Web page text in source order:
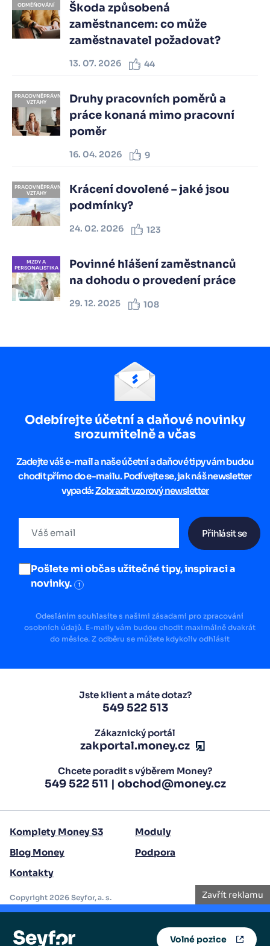
ODMĚŇOVÁNÍ
Škoda způsobená
zaměstnancem: co může
zaměstnavatel požadovat?
13. 07. 2026 44
PRACOVNĚPRÁVNÍ
VZTAHY
Druhy pracovních poměrů a
práce konaná mimo pracovní
poměr
16. 04. 2026 9
PRACOVNĚPRÁVNÍ
VZTAHY
Krácení dovolené – jaké jsou
podmínky?
24. 02. 2026 123
MZDY A
PERSONALISTIKA
Povinné hlášení zaměstnanců
na dohodu o provedení práce
29. 12. 2025 108
Money S3 v akci se slevou 50%
Akce platí pouze do15.8.2025.
Odebírejte účetní a daňové novinky
srozumitelně a včas
Zadejte váš e-mail a naše účetní a daňové tipy vám budou
chodit přímo do e-mailu. Podívejte se, jak náš newsletter
vypadá:Zobrazit vzorový newsletter
Přihlásit se
Pošlete mi občas užitečné tipy, inspiraci a
novinky.
i
Odesláním souhlasíte s našimi zásadami pro zpracování
osobních údajů. E-maily vám budou chodit maximálně dvakrát
do měsíce. Z odběru se můžete kdykoliv odhlásit
Jste klient a máte dotaz?
549 522 513
Zákaznický portál
zakportal.money.cz
Chcete poradit s výběrem Money?
549 522 511 | obchod@money.cz
Komplety Money S3
Moduly
Blog Money
Podpora
Kontakty
Copyright 2026 Seyfor, a. s.
Volné pozice